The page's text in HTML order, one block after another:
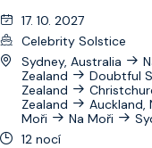
17. 10. 2027
Celebrity Solstice
Sydney, Australia
Zealand
Doubtful
Zealand
Zealand
Auckland,
Moři
Na Moři
12 nocí